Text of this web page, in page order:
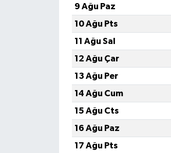
9 Ağu Paz
10 Ağu Pts
11 Ağu Sal
12 Ağu Çar
13 Ağu Per
14 Ağu Cum
15 Ağu Cts
16 Ağu Paz
17 Ağu Pts